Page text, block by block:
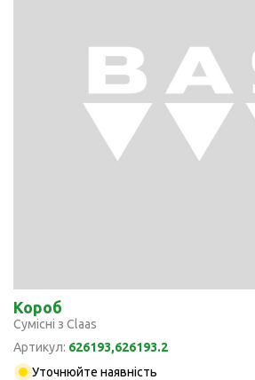
Короб
Сумісні з Claas
Артикул: 626193,626193.2
Уточнюйте наявність